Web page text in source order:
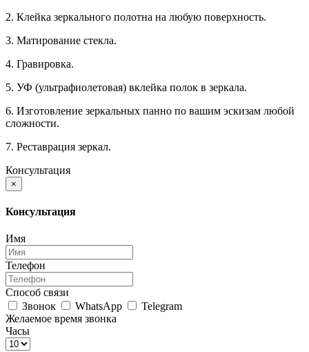
2. Клейка зеркального полотна на любую поверхность.
3. Матирование стекла.
4. Гравировка.
5. УФ (ультрафиолетовая) вклейка полок в зеркала.
6. Изготовление зеркальных панно по вашим эскизам любой
сложности.
7. Реставрация зеркал.
Консультация
×
Консультация
Имя
Телефон
Способ связи
Звонок
WhatsApp
Telegram
Желаемое время звонка
Часы